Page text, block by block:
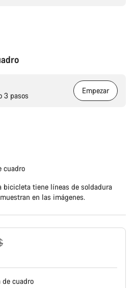
3 pasos
Empezar
cuadro
bicicleta tiene líneas de soldadura
en las imágenes.
de cuadro